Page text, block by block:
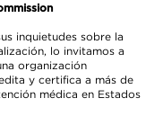
inquietudes sobre la
lo invitamos a
organización
y certifica a más de
médica en Estados